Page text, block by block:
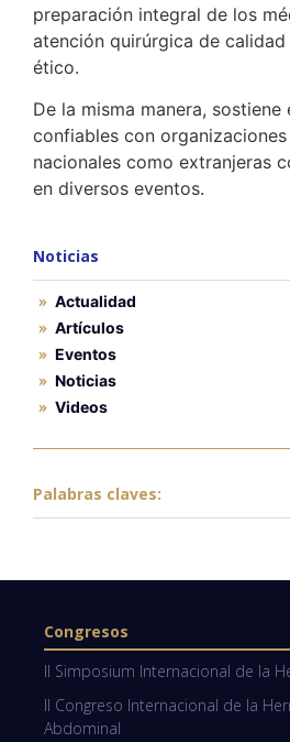
preparación integral de los
atención quirúrgica de
ético.
De la misma manera,
confiables con
nacionales como extranjeras
en diversos eventos.
Noticias
Actualidad
Artículos
Eventos
Noticias
Videos
Palabras claves:
Congresos
II Simposium Internacional de la
II Congreso Internacional de la
Abdominal